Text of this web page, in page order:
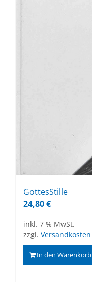
Got­tes­Stil­le
24,80€
inkl. 7 % MwSt.
zzgl. Versandkosten
In den Warenkorb